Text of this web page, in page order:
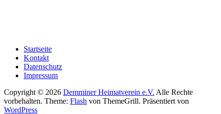
Startseite
Kontakt
Datenschutz
Impressum
Copyright © 2026 Demminer Heimatverein e.V. Alle Rechte
vorbehalten. Theme: Flash von ThemeGrill. Präsentiert von
WordPress